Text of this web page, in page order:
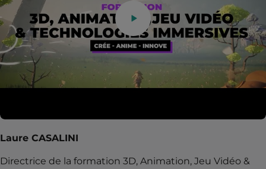
Laure CASALINI
Directrice de la formation 3D, Animation, Jeu Vidéo &